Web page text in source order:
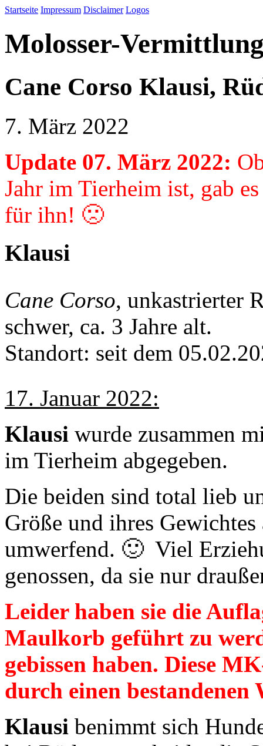
Startseite Impressum Disclaimer Logos
Molosser-
Cane Corso Klausi,
7. März 2022
Update 07. März 2022:
Jahr im Tierheim ist, gab
für ihn! 🙁
Klausi
Cane Corso, unkastrierter
schwer, ca. 3 Jahre alt.
Standort: seit dem
17. Januar 2022:
Klausi wurde zusammen
im Tierheim abgegeben.
Die beiden sind total lieb
Größe und ihres
umwerfend. 🙂 Viel
genossen, da sie nur
Leider haben sie die
Maulkorb geführt zu
gebissen haben. Diese
durch einen bestandenen
Klausi benimmt sich